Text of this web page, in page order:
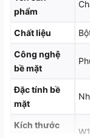
nghệ Nano hiện
phẩm
Chất liệu
Công nghệ
bề mặt
Đặc tính bề
mặt
Kích thước